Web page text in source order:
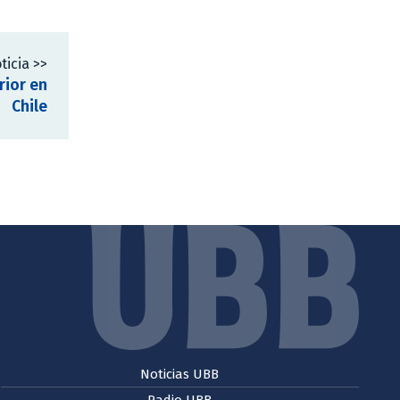
>>
en
Chile
Noticias UBB